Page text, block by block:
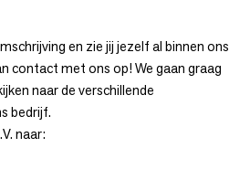
en zie jij jezelf al binnen ons
contact met ons op! We gaan graag
naar de verschillende
bedrijf.
naar: